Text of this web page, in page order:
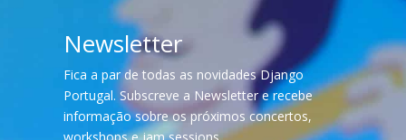
Newsletter
Fica a par de todas as novidades Django
Portugal. Subscreve a Newsletter e recebe
informação sobre os próximos concertos,